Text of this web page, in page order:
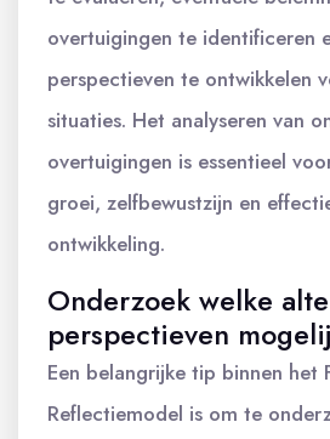
overtuigingen te identificeren
perspectieven te ontwikkelen
situaties. Het analyseren van
overtuigingen is essentieel
groei, zelfbewustzijn en
ontwikkeling.
Onderzoek welke
perspectieven
Een belangrijke tip binnen het
Reflectiemodel is om te